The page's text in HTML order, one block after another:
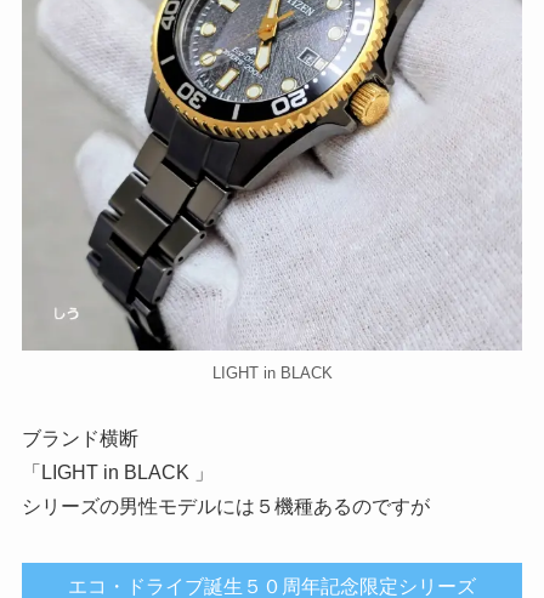
LIGHT in BLACK
ブランド横断
「LIGHT in BLACK 」
シリーズの男性モデルには５機種あるのですが
エコ・ドライブ誕生５０周年記念限定シリーズ